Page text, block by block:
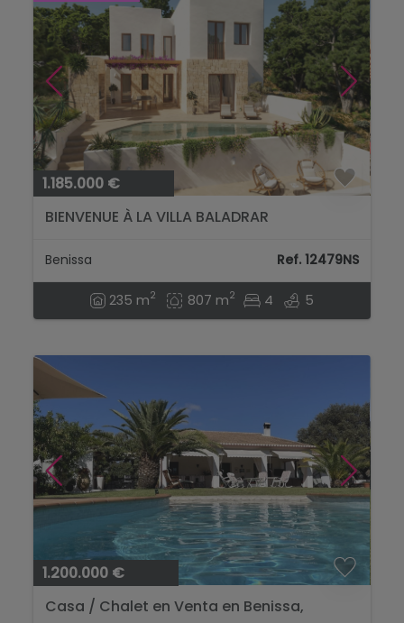
1.185.000 €
BIENVENUE À LA VILLA BALADRAR
Benissa Ref. 12479NS
235 m2 807 m2 4 5
1.200.000 €
Casa / Chalet en Venta en Benissa,